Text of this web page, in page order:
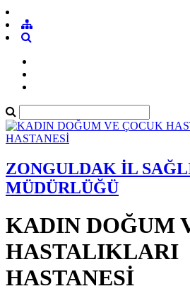
ZONGULDAK İL
MÜDÜRLÜĞÜ
KADIN DOĞUM
HASTALIKLARI
HASTANESİ